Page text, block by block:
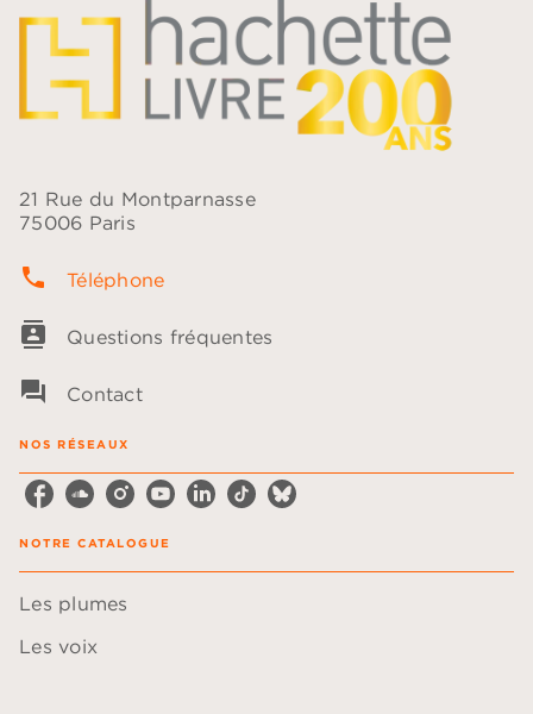
21 Rue du Montparnasse
75006 Paris
phone Téléphone
contacts Questions fréquentes
question_answer Contact
NOS RÉSEAUX
NOTRE CATALOGUE
Les plumes
Les voix